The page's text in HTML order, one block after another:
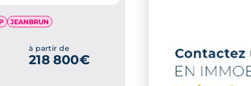
JEANBRUN
à partir de
218 800€